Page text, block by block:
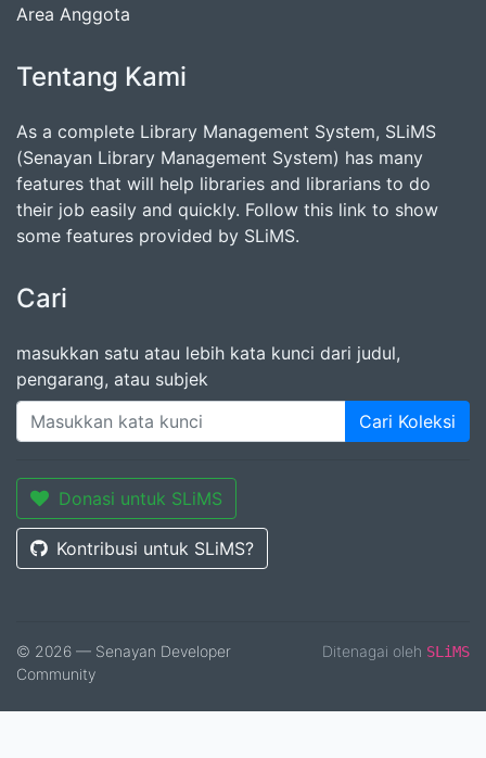
Area Anggota
Tentang Kami
As a complete Library Management System, SLiMS
(Senayan Library Management System) has many
features that will help libraries and librarians to do
their job easily and quickly. Follow this link to show
some features provided by SLiMS.
Cari
masukkan satu atau lebih kata kunci dari judul,
pengarang, atau subjek
Cari Koleksi
Donasi untuk SLiMS
Kontribusi untuk SLiMS?
© 2026 — Senayan Developer
Community
Ditenagai oleh SLiMS